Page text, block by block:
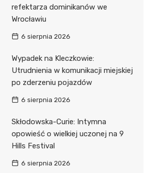
refektarza dominikanów we
Wrocławiu
6 sierpnia 2026
Wypadek na Kleczkowie:
Utrudnienia w komunikacji miejskiej
po zderzeniu pojazdów
6 sierpnia 2026
Skłodowska-Curie: Intymna
opowieść o wielkiej uczonej na 9
Hills Festival
6 sierpnia 2026